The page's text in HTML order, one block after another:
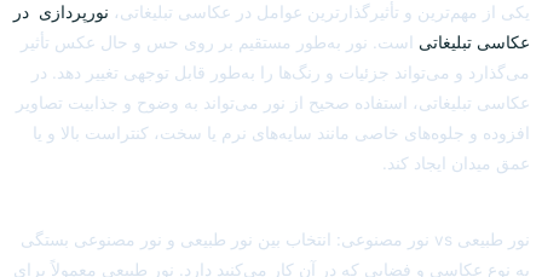
یکی از مهم‌ترین و تأثیرگذارترین عوامل در عکاسی تبلیغاتی، نورپردازی در
عکاسی تبلیغاتی است. نور به‌طور مستقیم بر روی حس و حال عکس تأثیر
می‌گذارد و می‌تواند جزئیات و رنگ‌ها را به‌طور قابل توجهی تغییر دهد. در
عکاسی تبلیغاتی، استفاده صحیح از نور می‌تواند به وضوح و جذابیت تصاویر
افزوده و جلوه‌های خاصی مانند سایه‌های نرم یا سخت، کنتراست بالا و یا
عمق میدان ایجاد کند.
نور طبیعی vs نور مصنوعی: انتخاب بین نور طبیعی و نور مصنوعی بستگی
به نوع عکاسی و فضایی که در آن کار می‌کنید دارد. نور طبیعی معمولاً برای